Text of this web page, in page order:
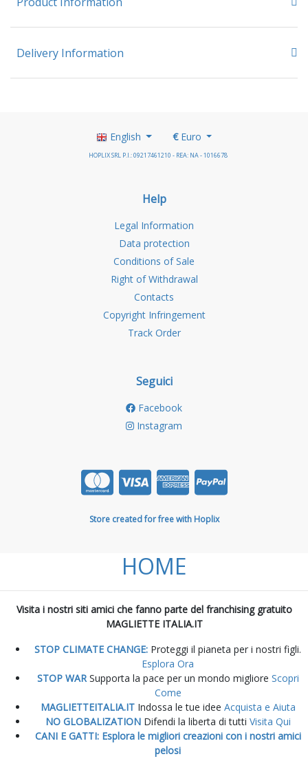
Delivery Information
English €Euro
HOPLIX SRL P.I.: 09217461210 - REA: NA - 1016678
Help
Legal Information
Data protection
Conditions of Sale
Right of Withdrawal
Contacts
Copyright Infringement
Track Order
Seguici
Facebook
Instagram
Store created for free with Hoplix
HOME
Visita i nostri siti amici che fanno parte del franchising gratuito
MAGLIETTE ITALIA.IT
STOP CLIMATE CHANGE: Proteggi il pianeta per i nostri figli.
Esplora Ora
STOP WARSupporta la pace per un mondo migliore Scopri
Come
MAGLIETTEITALIA.ITIndossa le tue idee Acquista e Aiuta
NO GLOBALIZATION Difendi la liberta di tutti Visita Qui
CANI E GATTI: Esplora le migliori creazioni con i nostri amici
pelosi